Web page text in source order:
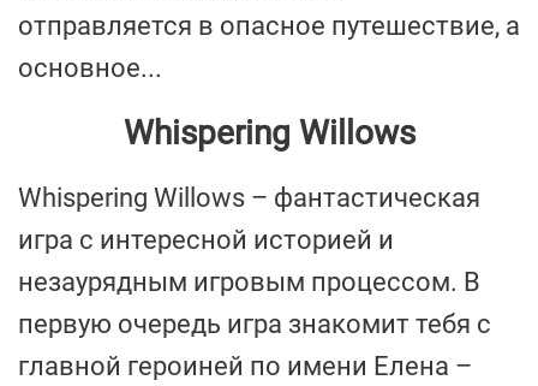
отправляется в опасное путешествие, а
основное...
Whispering Willows
Whispering Willows – фантастическая
игра с интересной историей и
незаурядным игровым процессом. В
первую очередь игра знакомит тебя с
главной героиней по имени Елена –